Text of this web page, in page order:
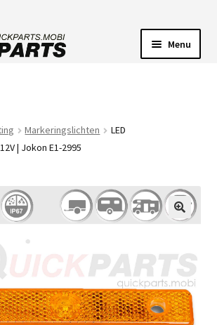
Menu
Markeringslichten
LED
| Jokon E1-2995